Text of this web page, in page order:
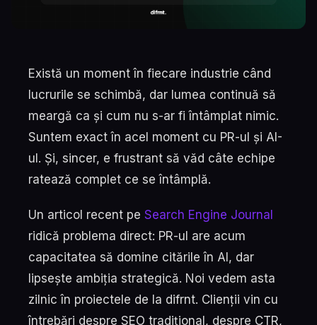
Există un moment în fiecare industrie când
lucrurile se schimbă, dar lumea continuă să
meargă ca și cum nu s-ar fi întâmplat nimic.
Suntem exact în acel moment cu PR-ul și AI-
ul. Și, sincer, e frustrant să văd câte echipe
ratează complet ce se întâmplă.
Un articol recent pe Search Engine Journal
ridică problema direct: PR-ul are acum
capacitatea să domine citările în AI, dar
lipsește ambiția strategică. Noi vedem asta
zilnic în proiectele de la difrnt. Clienții vin cu
întrebări despre SEO tradițional, despre CTR,